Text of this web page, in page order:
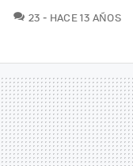
23 COMENTARIOS
HACE 13 AÑOS